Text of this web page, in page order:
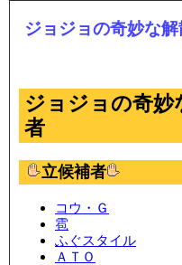
ジョジョの奇妙な
ジョジョの奇妙
者
立候補者
コウ・Ｇ
雹
ふぐスタイル
ＡＴＯ